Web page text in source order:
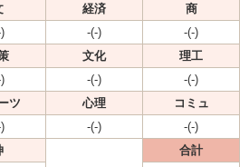
経済
商
-(-)
-(-)
文化
理工
-(-)
-(-)
ツ 心理
コミュ
-(-)
-(-)
合計